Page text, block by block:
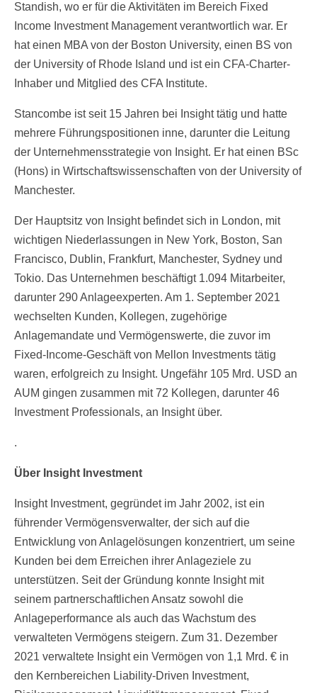
Standish, wo er für die Aktivitäten im Bereich Fixed
Income Investment Management verantwortlich war. Er
hat einen MBA von der Boston University, einen BS von
der University of Rhode Island und ist ein CFA-Charter-
Inhaber und Mitglied des CFA Institute.
Stancombe ist seit 15 Jahren bei Insight tätig und hatte
mehrere Führungspositionen inne, darunter die Leitung
der Unternehmensstrategie von Insight. Er hat einen BSc
(Hons) in Wirtschaftswissenschaften von der University of
Manchester.
Der Hauptsitz von Insight befindet sich in London, mit
wichtigen Niederlassungen in New York, Boston, San
Francisco, Dublin, Frankfurt, Manchester, Sydney und
Tokio. Das Unternehmen beschäftigt 1.094 Mitarbeiter,
darunter 290 Anlageexperten. Am 1. September 2021
wechselten Kunden, Kollegen, zugehörige
Anlagemandate und Vermögenswerte, die zuvor im
Fixed-Income-Geschäft von Mellon Investments tätig
waren, erfolgreich zu Insight. Ungefähr 105 Mrd. USD an
AUM gingen zusammen mit 72 Kollegen, darunter 46
Investment Professionals, an Insight über.
.
Über Insight Investment
Insight Investment, gegründet im Jahr 2002, ist ein
führender Vermögensverwalter, der sich auf die
Entwicklung von Anlagelösungen konzentriert, um seine
Kunden bei dem Erreichen ihrer Anlageziele zu
unterstützen. Seit der Gründung konnte Insight mit
seinem partnerschaftlichen Ansatz sowohl die
Anlageperformance als auch das Wachstum des
verwalteten Vermögens steigern. Zum 31. Dezember
2021 verwaltete Insight ein Vermögen von 1,1 Mrd. € in
den Kernbereichen Liability-Driven Investment,